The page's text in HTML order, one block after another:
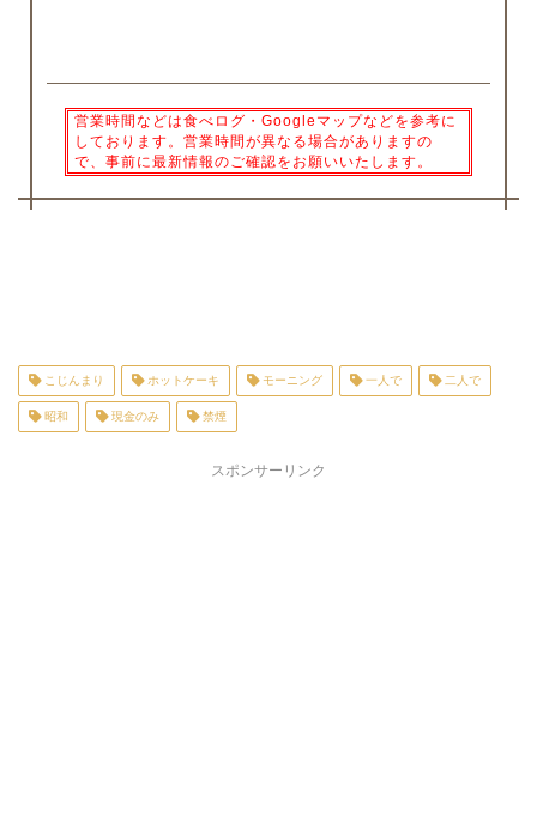
営業時間などは食べログ・Googleマップなどを参考に
しております。営業時間が異なる場合がありますの
で、事前に最新情報のご確認をお願いいたします。
こじんまり ホットケーキ モーニング 一人で 二人で
昭和 現金のみ 禁煙
スポンサーリンク